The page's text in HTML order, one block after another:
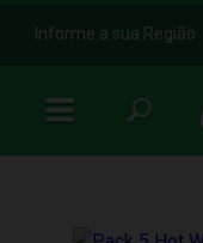
b
Informe a sua Região